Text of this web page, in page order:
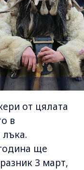
от цялата
в
ще
3 март,